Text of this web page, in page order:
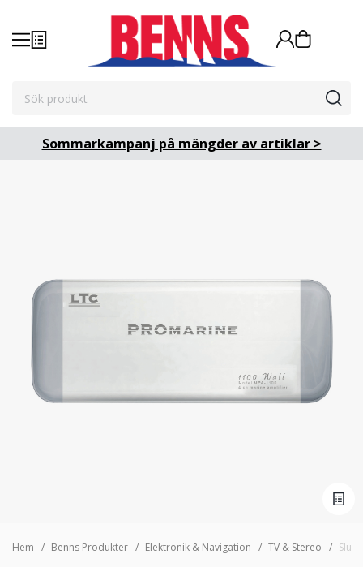
Sommarkampanj på mängder av artiklar >
Hem Benns Produkter Elektronik & Navigation TV & Stereo